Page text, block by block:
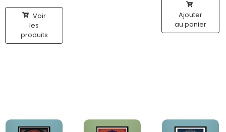
Voir
les
produits
Ajouter
au panier